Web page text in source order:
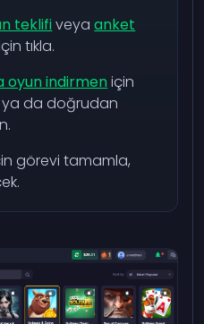
teklifiveyaanket
tıkla.
oyun indirmeniçin
ya da doğrudan
görevi tamamla,